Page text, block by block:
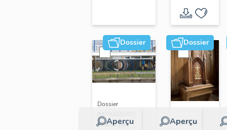
Dossier
Aperçu
Dossier
IM78002670 |
Réalisé par
Dossier
Aperçu
Dossier